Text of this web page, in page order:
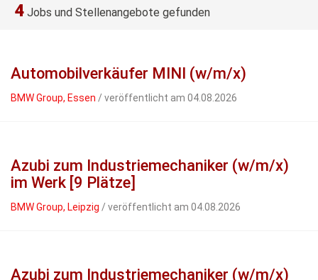
4 Jobs und Stellenangebote gefunden
Automobilverkäufer MINI (w/m/x)
BMW Group, Essen / veröffentlicht am 04.08.2026
Azubi zum Industriemechaniker (w/m/x)
im Werk [9 Plätze]
BMW Group, Leipzig / veröffentlicht am 04.08.2026
Azubi zum Industriemechaniker (w/m/x)